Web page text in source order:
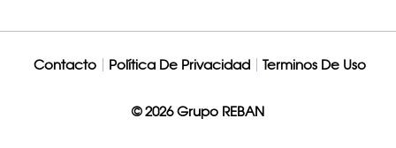
Contacto Política De Privacidad Terminos De Uso
© 2026 Grupo REBAN